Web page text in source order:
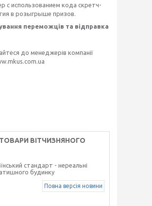
с использованием кода скретч-
в розыгрыше призов.
переможців та відправка
до менеджерів компанії
ВІТЧИЗНЯНОГО
стандарт - нереальні
будинку
Повна версія новини